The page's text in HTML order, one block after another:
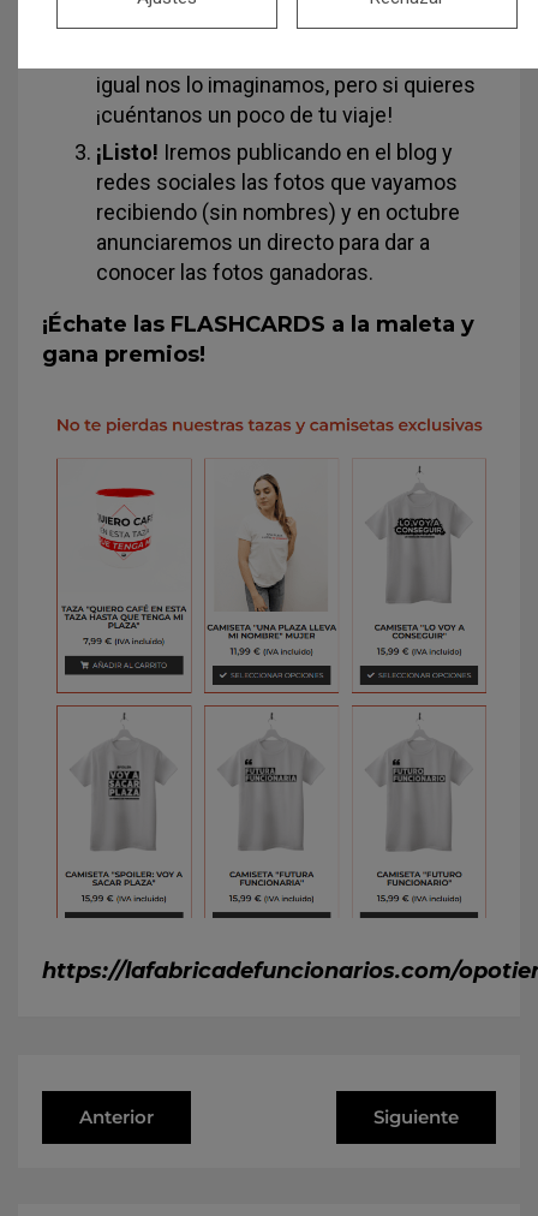
quieres un poco de dónde es la foto
igual nos lo imaginamos, pero si quieres
¡cuéntanos un poco de tu viaje!
¡Listo! Iremos publicando en el blog y
redes sociales las fotos que vayamos
recibiendo (sin nombres) y en octubre
anunciaremos un directo para dar a
conocer las fotos ganadoras.
¡Échate las FLASHCARDS a la maleta y
gana premios!
https://lafabricadefuncionarios.com/
Anterior Siguiente